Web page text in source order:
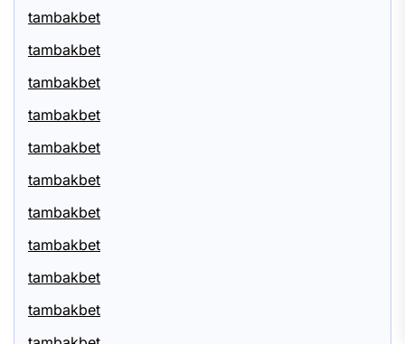
tambakbet
tambakbet
tambakbet
tambakbet
tambakbet
tambakbet
tambakbet
tambakbet
tambakbet
tambakbet